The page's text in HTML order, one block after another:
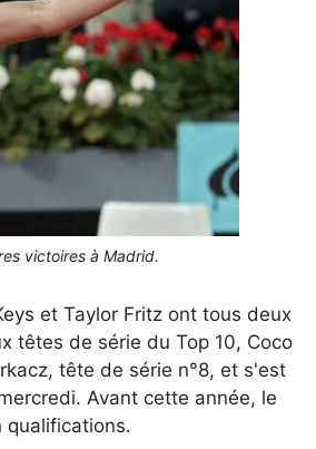
victoires à Madrid.
et Taylor Fritz ont tous deux
têtes de série du Top 10, Coco
tête de série n°8, et s'est
Avant cette année, le
qualifications.